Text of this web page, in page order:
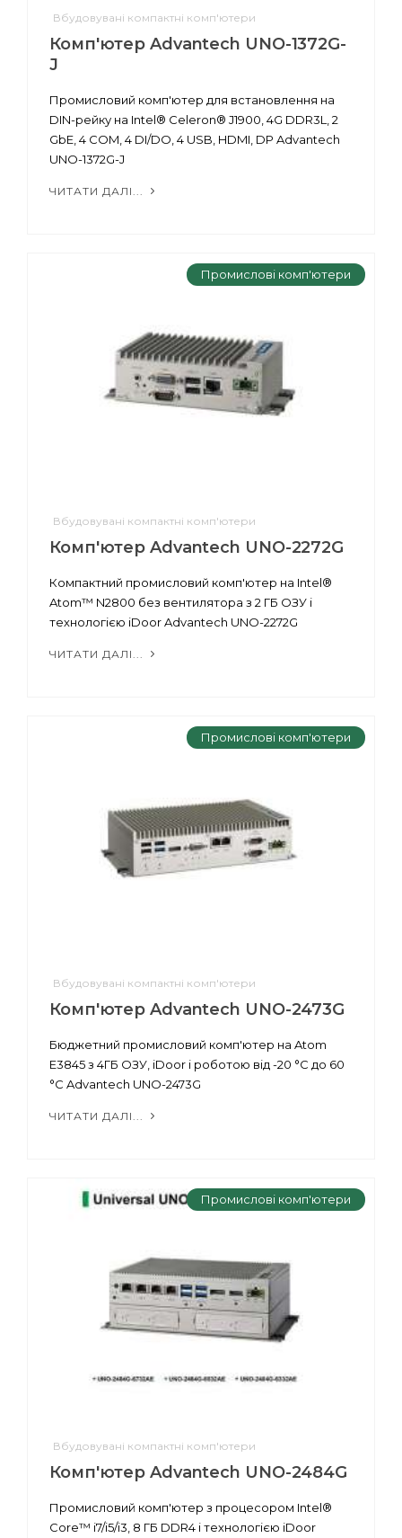
Вбудовувані компактні комп'ютери
Комп'ютер Advantech UNO-1372G-
J
Промисловий комп'ютер для встановлення на
DIN-рейку на Intel® Celeron® J1900, 4G DDR3L, 2
GbE, 4 COM, 4 DI/DO, 4 USB, HDMI, DP Advantech
UNO-1372G-J
ЧИТАТИ ДАЛІ...
Промислові комп'ютери
Вбудовувані компактні комп'ютери
Комп'ютер Advantech UNO-2272G
Компактний промисловий комп'ютер на Intel®
Atom™ N2800 без вентилятора з 2 ГБ ОЗУ і
технологією iDoor Advantech UNO-2272G
ЧИТАТИ ДАЛІ...
Промислові комп'ютери
Вбудовувані компактні комп'ютери
Комп'ютер Advantech UNO-2473G
Бюджетний промисловий комп'ютер на Atom
E3845 з 4ГБ ОЗУ, iDoor і роботою від -20 °C до 60
°C Advantech UNO-2473G
ЧИТАТИ ДАЛІ...
Промислові комп'ютери
Вбудовувані компактні комп'ютери
Комп'ютер Advantech UNO-2484G
Промисловий комп'ютер з процесором Intel®
Core™ i7/i5/i3, 8 ГБ DDR4 і технологією iDoor